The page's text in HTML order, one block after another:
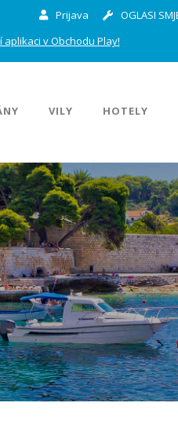
Prijava OGLASI
v Obchodu Play!
VILY HOTELY